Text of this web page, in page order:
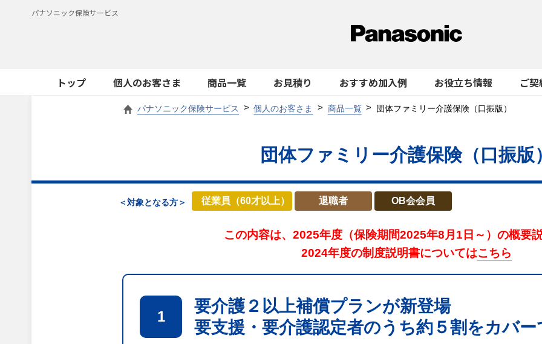
パナソニック保険サービス
トップ 個人のお客さま 商品一覧 お見積り おすすめ加入例 お役立ち情報 ご
パナソニック保険サービス 個人のお客さま 商品一覧 団体ファミリー介護保険（口振版）
団体ファミリー介護保険（口振版
＜対象となる方＞ 従業員（60才以上） 退職者 OB会会員
この内容は、2025年度 （保険期間2025年8月1日～）の概要
2024年度の制度説明書についてはこちら
1
要介護２以上補償プランが新登場
要支援・要介護認定者のうち約５割をカバ